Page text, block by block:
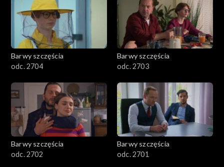
Barwy szczęścia
odc. 2704
Barwy szczęścia
odc. 2703
Barwy szczęścia
odc. 2702
Barwy szczęścia
odc. 2701